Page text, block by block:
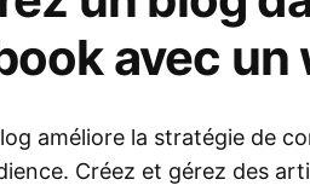
avec
améliore la stratégie de
Créez et gérez des